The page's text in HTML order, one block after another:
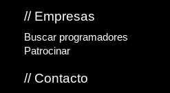
// Empresas
Buscar programadores
Patrocinar
// Contacto